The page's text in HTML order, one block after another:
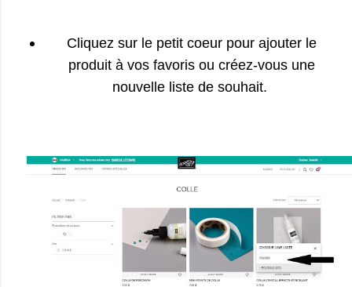
Cliquez sur le petit coeur pour ajouter le
produit à vos favoris ou créez-vous une
nouvelle liste de souhait.